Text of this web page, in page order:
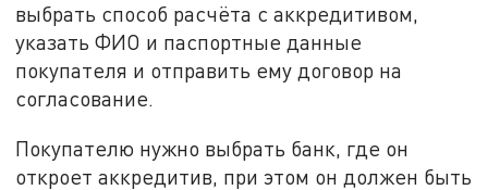
выбрать способ расчёта с аккредитивом,
указать ФИО и паспортные данные
покупателя и отправить ему договор на
согласование.
Покупателю нужно выбрать банк, где он
откроет аккредитив, при этом он должен быть